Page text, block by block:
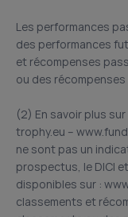
Les performances
des performances
et récompenses
ou des récompenses
(2) En savoir plus
trophy.eu –
ne sont pas un
prospectus, le DICI
disponibles sur :
classements et